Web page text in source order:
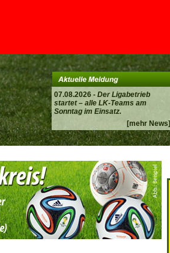
07.08.2026 - Der Ligabetrieb
startet – alle LK-Teams am
Sonntag im Einsatz.
[mehr News]